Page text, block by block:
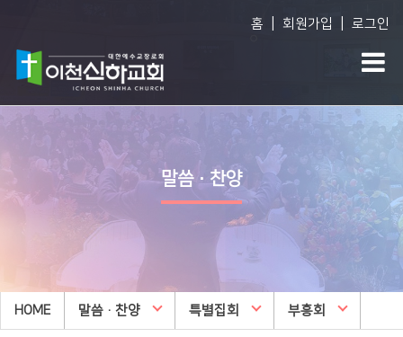
홈 회원가입 로그인
담임목사 소개
섬기는 사람들
예배 시간
교회시설
예배생방송
주일오후예배 설교
수요예배 설교
찬양대
특별집회
교리특강
다음세대
WEM영어예배
영아부
유아부
유치부
초등부
말씀·찬양
HOME 말씀·찬양 특별집회 부흥회